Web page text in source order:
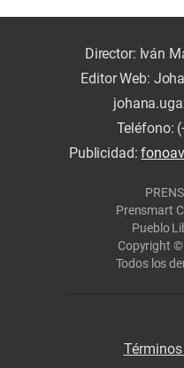
Director: Iván
Editor Web:
Teléfono:
Publicidad:
Prensmart
Pueblo
Copyright ©
Todos los